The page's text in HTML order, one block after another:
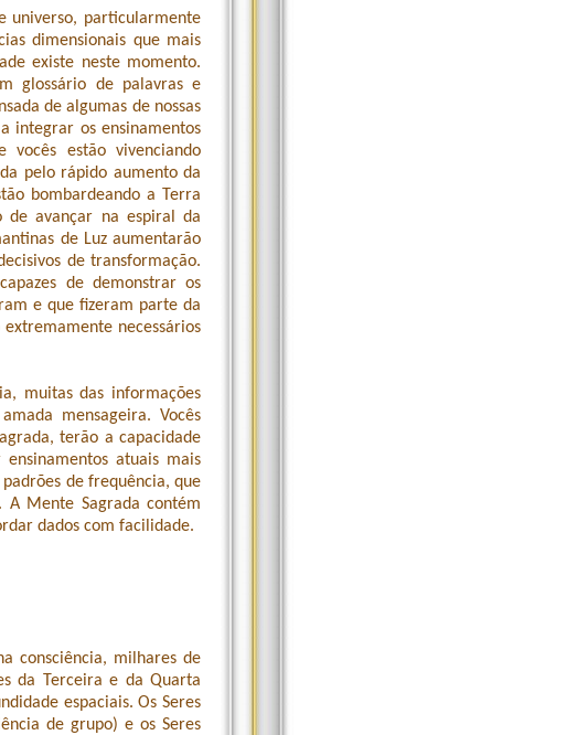
universo, particularmente
dimensionais que mais
existe neste momento.
glossário de palavras e
de algumas de nossas
integrar os ensinamentos
vocês estão vivenciando
pelo rápido aumento da
bombardeando a Terra
de avançar na espiral da
de Luz aumentarão
de transformação.
de demonstrar os
e que fizeram parte da
necessários
muitas das informações
mensageira. Vocês
terão a capacidade
atuais mais
de frequência, que
A Mente Sagrada contém
dados com facilidade.
consciência, milhares de
da Terceira e da Quarta
espaciais. Os Seres
de grupo) e os Seres